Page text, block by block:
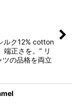
ク12% cotton
正さを。” リ
の品格を両立